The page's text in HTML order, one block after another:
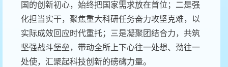
国的创新初心，始终把国家需求放在首位；二是强
化担当实干，聚焦重大科研任务奋力攻坚克难，以
实际成效回应时代重托；三是凝聚团结合力，共筑
坚强战斗堡垒，带动全所上下心往一处想、劲往一
处使，汇聚起科技创新的磅礴力量。